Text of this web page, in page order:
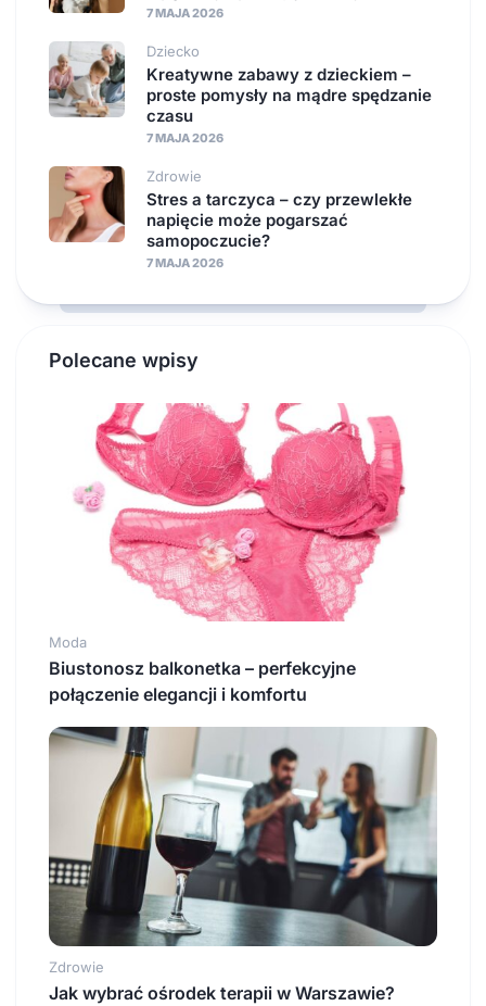
7 MAJA 2026
Dziecko
Kreatywne zabawy z dzieckiem –
proste pomysły na mądre spędzanie
czasu
7 MAJA 2026
Zdrowie
Stres a tarczyca – czy przewlekłe
napięcie może pogarszać
samopoczucie?
7 MAJA 2026
Polecane wpisy
Moda
Biustonosz balkonetka – perfekcyjne
połączenie elegancji i komfortu
Zdrowie
Jak wybrać ośrodek terapii w Warszawie?